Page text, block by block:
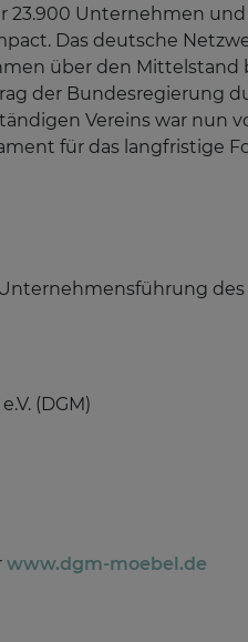
Unternehmen
Das deutsche
über den
der Bundesregierung
Vereins war nun
für das langfristige
des
(DGM)
www.dgm-moebel.de